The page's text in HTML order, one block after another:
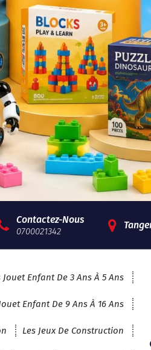
Contactez-Nous
0700021342
Jouet Enfant De 3 Ans À 5 Ans
Enfant De 9 Ans À 16 Ans
Les Jeux De Construction